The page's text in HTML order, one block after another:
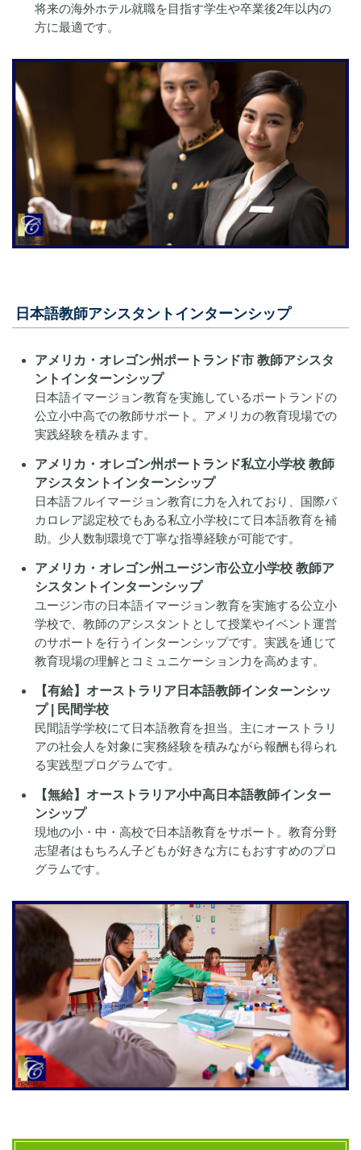
将来の海外ホテル就職を目指す学生や卒業後2年以内の
方に最適です。
日本語教師アシスタントインターンシップ
アメリカ・オレゴン州ポートランド市 教師アシスタ
ントインターンシップ
日本語イマージョン教育を実施しているポートランドの
公立小中高での教師サポート。アメリカの教育現場での
実践経験を積みます。
アメリカ・オレゴン州ポートランド私立小学校 教師
アシスタントインターンシップ
日本語フルイマージョン教育に力を入れており、国際バ
カロレア認定校でもある私立小学校にて日本語教育を補
助。少人数制環境で丁寧な指導経験が可能です。
アメリカ・オレゴン州ユージン市公立小学校 教師ア
シスタントインターンシップ
ユージン市の日本語イマージョン教育を実施する公立小
学校で、教師のアシスタントとして授業やイベント運営
のサポートを行うインターンシップです。実践を通じて
教育現場の理解とコミュニケーション力を高めます。
【有給】オーストラリア日本語教師インターンシッ
プ | 民間学校
民間語学学校にて日本語教育を担当。主にオーストラリ
アの社会人を対象に実務経験を積みながら報酬も得られ
る実践型プログラムです。
【無給】オーストラリア小中高日本語教師インター
ンシップ
現地の小・中・高校で日本語教育をサポート。教育分野
志望者はもちろん子どもが好きな方にもおすすめのプロ
グラムです。